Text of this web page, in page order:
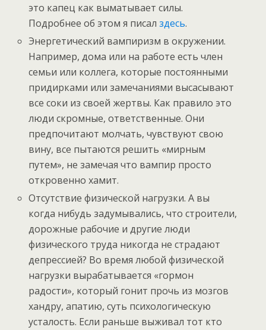
это капец как выматывает силы.
Подробнее об этом я писалздесь.
Энергетический вампиризм в окружении.
Например, дома или на работе есть член
семьи или коллега, которые постоянными
придирками или замечаниями высасывают
все соки из своей жертвы. Как правило это
люди скромные, ответственные. Они
предпочитают молчать, чувствуют свою
вину, все пытаются решить «мирным
путем», не замечая что вампир просто
откровенно хамит.
Отсутствие физической нагрузки. А вы
когда нибудь задумывались, что строители,
дорожные рабочие и другие люди
физического труда никогда не страдают
депрессией? Во время любой физической
нагрузки вырабатывается «гормон
радости», который гонит прочь из мозгов
хандру, апатию, суть психологическую
усталость. Если раньше выживал тот кто